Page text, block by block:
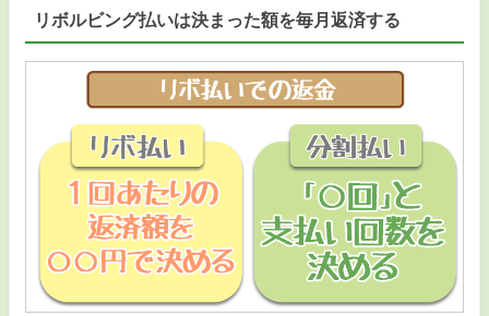
リボルビング払いは決まった額を毎月返済する